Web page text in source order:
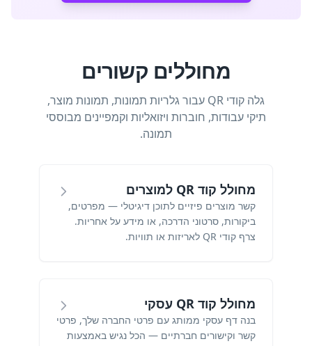
מחוללים קשורים
גלה קודי QR עבור גלריות תמונות, תמונות מוצר,
תיקי עבודות, חוברות ויזואליות וקמפיינים מבוססי
תמונה.
מחולל קוד QR למוצרים
קשר מוצרים פיזיים לתוכן דיגיטלי — מפרטים,
ביקורות, סרטוני הדרכה, או מידע על אחריות.
צרף קודי QR לאריזות או תוויות.
מחולל קוד QR עסקי
בנה דף עסקי ממותג עם פרטי החברה שלך, פרטי
קשר וקישורים חברתיים — הכל נגיש באמצעות